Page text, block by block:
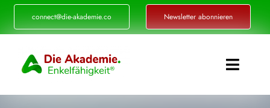
Zum
Inhalt
connect@die-akademie.co Newsletter abonnieren
Toggle